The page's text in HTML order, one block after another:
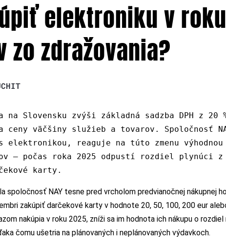
elektroniku v
zo zdražovania?
na Slovensku zvýši základná sadzba DPH z 20
ceny väčšiny služieb a tovarov. Spoločnosť
elektronikou, reaguje na túto zmenu
– počas roka 2025 odpustí rozdiel plynúci z
karty.
spoločnosť NAY tesne pred vrcholom predvianočnej nákupnej
zakúpiť darčekové karty v hodnote 20, 50, 100, 200 eur
nakúpia v roku 2025, zníži sa im hodnota ich nákupu o
čomu ušetria na plánovaných i neplánovaných výdavkoch.